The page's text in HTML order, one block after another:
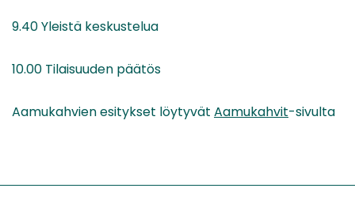
9.40 Yleistä keskustelua
10.00 Tilaisuuden päätös
Aamukahvien esitykset löytyvät Aamukahvit-sivulta